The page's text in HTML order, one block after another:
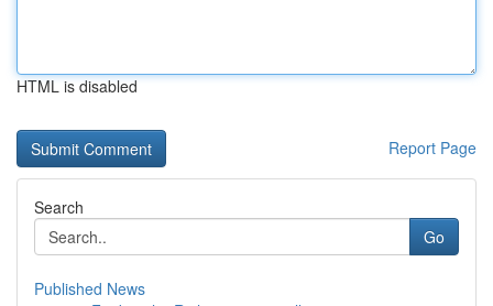
HTML is disabled
Report Page
Search
Go
Published News